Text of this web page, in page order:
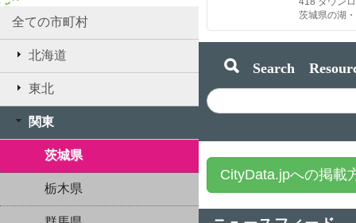
全ての市町村
北海道
東北
関東
茨城県
栃木県
Search
CityData.jpへの掲載